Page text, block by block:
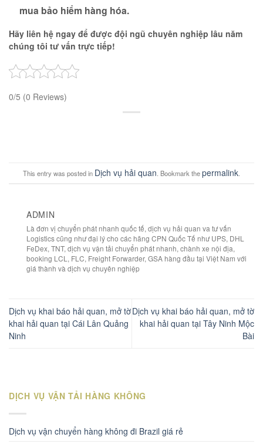
mua bảo hiểm hàng hóa.
Hãy liên hệ ngay để được đội ngũ chuyên nghiệp lâu năm
chúng tôi tư vấn trực tiếp!
0/5 (0 Reviews)
This entry was posted in Dịch vụ hải quan . Bookmark thepermalink
ADMIN
Là đơn vị chuyển phát nhanh quốc tế, dịch vụ hải quan va tư vấn
Logistics cũng như đại lý cho các hãng CPN Quốc Tế như UPS, DHL
FeDex, TNT, dịch vụ vận tải chuyển phát nhanh, chành xe nội địa,
booking LCL, FLC, Freight Forwarder, GSA hàng đầu tại Việt Nam với
giá thành và dịch vụ chuyên nghiệp
Dịch vụ khai báo hải quan, mở tờ
khai hải quan tại Cái Lân Quảng
Ninh
Dịch vụ khai báo hải quan, mở tờ
khai hải quan tại Tây Ninh Mộc
Bài
DỊCH VỤ VẬN TẢI HÀNG KHÔNG
Dịch vụ vận chuyển hàng không đi Brazil giá rẻ